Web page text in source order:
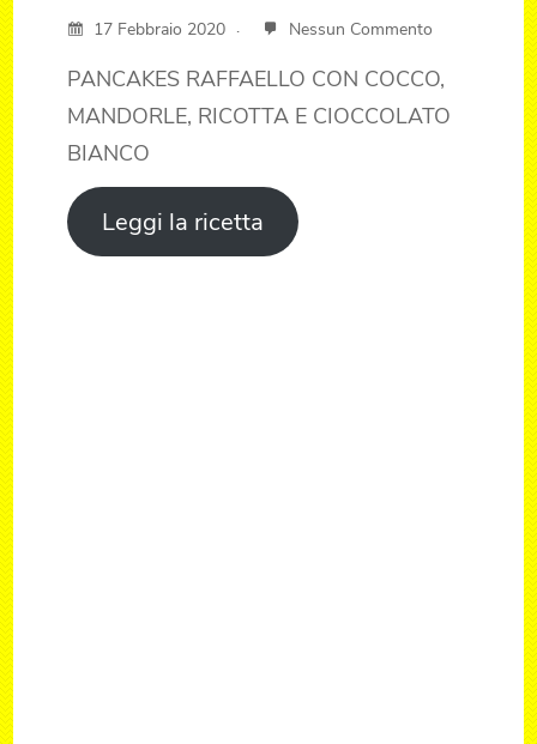
17 Febbraio 2020 Nessun Commento
PANCAKES RAFFAELLO CON COCCO,
MANDORLE, RICOTTA E CIOCCOLATO
BIANCO
Leggi la ricetta